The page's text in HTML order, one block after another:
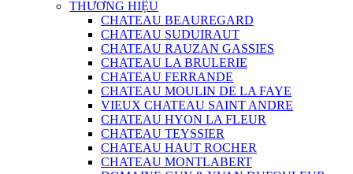
THƯƠNG HIỆU
CHATEAU BEAUREGARD
CHATEAU SUDUIRAUT
CHATEAU RAUZAN GASSIES
CHATEAU LA BRULERIE
CHATEAU FERRANDE
CHATEAU MOULIN DE LA FAYE
VIEUX CHATEAU SAINT ANDRE
CHATEAU HYON LA FLEUR
CHATEAU TEYSSIER
CHATEAU HAUT ROCHER
CHATEAU MONTLABERT